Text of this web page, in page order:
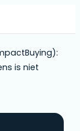
is niet